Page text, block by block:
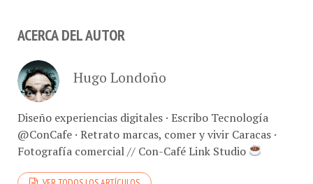
ACERCA DEL AUTOR
Hugo Londoño
Diseño experiencias digitales · Escribo Tecnología
@ConCafe · Retrato marcas, comer y vivir Caracas ·
Fotografía comercial // Con-Café Link Studio
VER TODOS LOS ARTÍCULOS